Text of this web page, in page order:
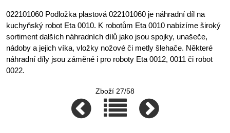
022101060 Podložka plastová 022101060 je náhradní díl na
kuchyňský robot Eta 0010. K robotům Eta 0010 nabízíme široký
sortiment dalších náhradních dílů jako jsou spojky, unašeče,
nádoby a jejich víka, vložky nožové či metly šlehače. Některé
náhradní díly jsou záměné i pro roboty Eta 0012, 0011 či robot
0022.
Zboží 27/58